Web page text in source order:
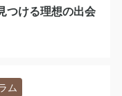
つける理想の出会
ム